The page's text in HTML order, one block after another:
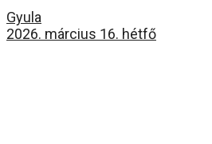
Gyula
2026. március 16. hétfő